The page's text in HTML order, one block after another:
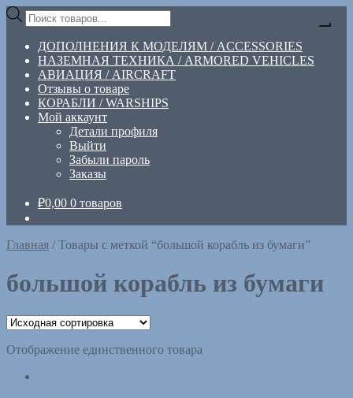
Перейти
навигации
Перейти
содержимому
Поиск
товаров
ДОПОЛНЕНИЯ К МОДЕЛЯМ / ACCESSORIES
НАЗЕМНАЯ ТЕХНИКА / ARMORED VEHICLES
АВИАЦИЯ / AIRCRAFT
Отзывы о товаре
КОРАБЛИ / WARSHIPS
Мой аккаунт
Детали профиля
Выйти
Забыли пароль
Заказы
₽0,00 0 товаров
Главная /Товары с меткой “большой корабль из бумаги”
большой корабль из бумаги
Отображение единственного товара